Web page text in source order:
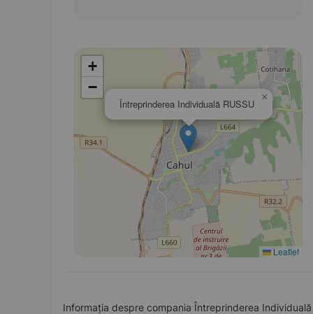
Întreprinderea Individuală RUSSU
×
+
−
Leaflet
Informația despre compania Întreprinderea Individuală